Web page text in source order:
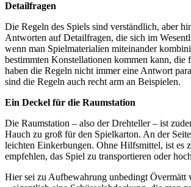
Detailfragen
Die Regeln des Spiels sind verständlich, aber
Antworten auf Detailfragen, die sich im
wenn man Spielmaterialien miteinander
bestimmten Konstellationen kommen kann, die
haben die Regeln nicht immer eine Antwort
sind die Regeln auch recht arm an Beispielen.
Ein Deckel für die Raumstation
Die Raumstation – also der Drehteller – ist
Hauch zu groß für den Spielkarton. An der
leichten Einkerbungen. Ohne Hilfsmittel, ist es
empfehlen, das Spiel zu transportieren oder
Hier sei zu Aufbewahrung unbedingt Övermätt